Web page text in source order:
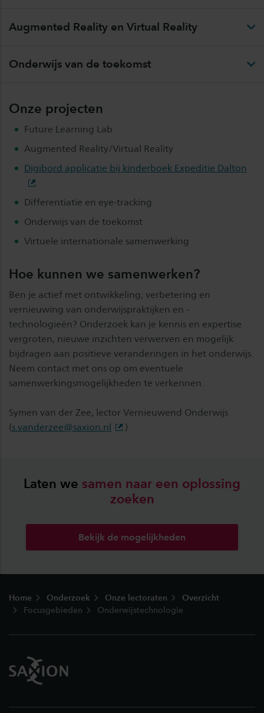
Augmented Reality en Virtual Reality
Onderwijs van de toekomst
Onze projecten
Future Learning Lab
Augmented Reality/Virtual Reality
Digibord applicatie bij kinderboek Expeditie Dalton
Differentiatie en eye-tracking
Onderwijs van de toekomst
Virtuele internationale samenwerking
Hoe kunnen we samenwerken?
Ben je actief met ontwikkeling, verbetering en
vernieuwing van onderwijspraktijken en -
technologieën? Onderzoek kan je kennis en expertise
vergroten, nieuwe inzichten verwerven en mogelijk
bijdragen aan positieve veranderingen in het onderwijs.
Neem contact met ons op om eventuele
samenwerkingsmogelijkheden te verkennen.
Symen van der Zee, lector Vernieuwend Onderwijs
(s.vanderzee@saxion.nl )
Laten we samen naar een oplossing
zoeken
Bekijk de mogelijkheden
Home Onderzoek Onze lectoraten
Overzicht
Focusgebieden
Onderwijstechnologie